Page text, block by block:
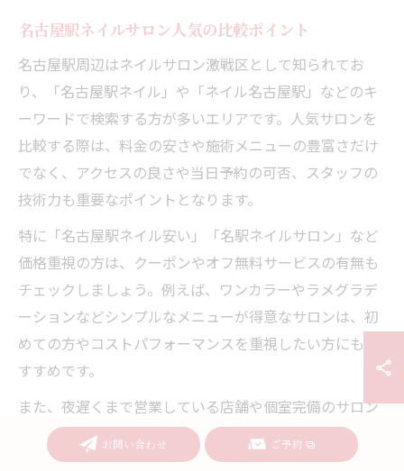
名古屋駅ネイルサロン人気の比較ポイント
名古屋駅周辺はネイルサロン激戦区として知られてお
り、「名古屋駅ネイル」や「ネイル名古屋駅」などのキ
ーワードで検索する方が多いエリアです。人気サロンを
比較する際は、料金の安さや施術メニューの豊富さだけ
でなく、アクセスの良さや当日予約の可否、スタッフの
技術力も重要なポイントとなります。
特に「名古屋駅ネイル安い」「名駅ネイルサロン」など
価格重視の方は、クーポンやオフ無料サービスの有無も
チェックしましょう。例えば、ワンカラーやラメグラデ
ーションなどシンプルなメニューが得意なサロンは、初
めての方やコストパフォーマンスを重視したい方にもお
すすめです。
また、夜遅くまで営業している店舗や個室完備のサロン
も多く、仕事帰りやショッピングの合間にも立ち寄りや
すいのが名古屋駅エリアの特徴です。比較検討の際は、
お問い合わせ ご予約